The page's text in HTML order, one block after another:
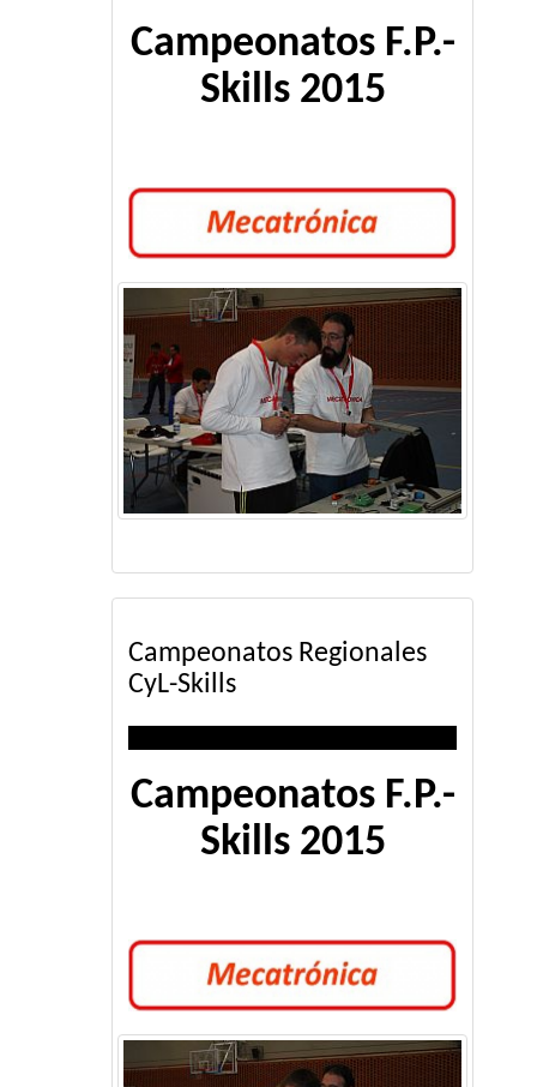
Campeonatos F.P.-
Skills 2015
Campeonatos Regionales
CyL-Skills
Campeonatos F.P.-
Skills 2015